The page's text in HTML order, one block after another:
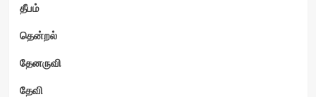
தீபம்
தென்றல்
தேனருவி
தேவி